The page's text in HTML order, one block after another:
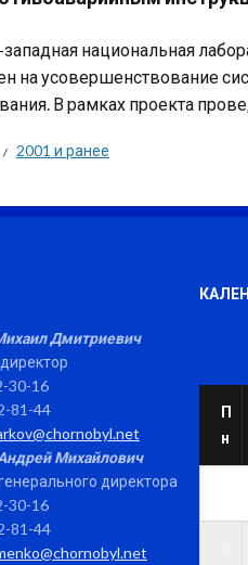
национальная
на усовершенствование
В рамках проекта
2001 и ранее
Дмитриевич
30-16
81-44
Михайлович
директора
30-16
81-44
П
н